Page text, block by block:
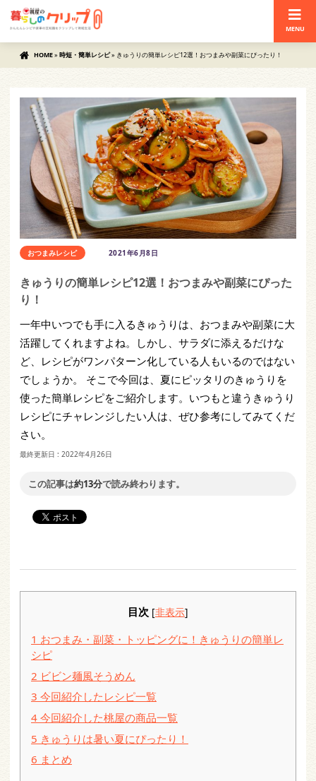
MENU
HOME» 時短・簡単レシピ» きゅうりの簡単レシピ12選！おつまみや副菜にぴったり！
おつまみレシピ 2021年6月8日
きゅうりの簡単レシピ12選！おつまみや副菜にぴった
り！
一年中いつでも手に入るきゅうりは、おつまみや副菜に大
活躍してくれますよね。しかし、サラダに添えるだけな
ど、レシピがワンパターン化している人もいるのではない
でしょうか。 そこで今回は、夏にピッタリのきゅうりを
使った簡単レシピをご紹介します。いつもと違うきゅうり
レシピにチャレンジしたい人は、ぜひ参考にしてみてくだ
さい。
最終更新日 : 2022年4月26日
この記事は約13分で読み終わります。
目次 [非表示]
1 おつまみ・副菜・トッピングに！きゅうりの簡単レ
シピ
2 ビビン麺風そうめん
3 今回紹介したレシピ一覧
4 今回紹介した桃屋の商品一覧
5 きゅうりは暑い夏にぴったり！
6 まとめ